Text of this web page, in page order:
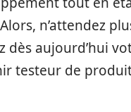
n’attendez
dès aujourd’hui
testeur de